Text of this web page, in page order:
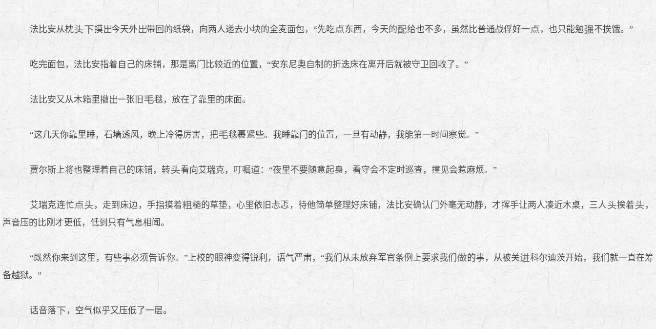
法比安从枕 摸 今天外 带回的纸袋，向两人递去小块的全麦面包，“先吃 东西，今天的 给也不多，虽然比普通战俘好一 ，也只能勉 不挨饿。”
吃完面包，法比安指着自己的床铺，那是离门比较近的位置，“安东尼奥自制的折迭床在离开后就被守卫回收了。”
法比安又从木箱里撤 一张旧 毯，放在了靠里的床面。
“这几天你靠里睡，石墙透风，晚上冷得厉害，把 毯裹 些。我睡靠门的位置，一旦有动静，我能第一时间察觉。”
贾尔斯上将也整理着自己的床铺，转 看向艾瑞克，叮嘱 ：“夜里不要随意起 ，看守会不定时巡查，撞见会惹麻烦。”
艾瑞克连忙 ，走到床边，手指摸着 糙的草垫，心里依旧忐忑，待他简单整理好床铺，法比安确认门外毫无动静，才挥手让两人凑近木桌，三人 挨着
，
声音压的比刚才更低，低到只有气息相闻。
“既然你来到这里，有些事必须告诉你。”上校的 神变得锐利，语气严肃，“我们从未放弃军官条例上要求我们 的事，从被关
科尔迪茨开始，我们就一直在筹
备越狱。”
话音落 ，空气似乎又压低了一层。